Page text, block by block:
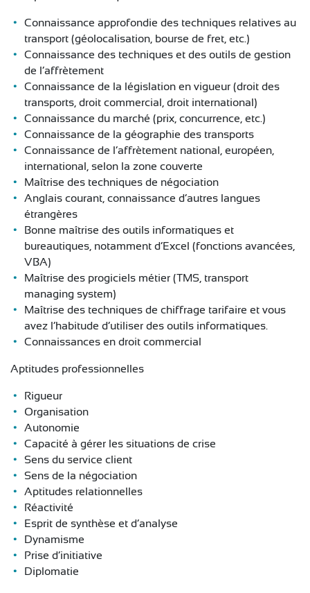
Connaissance approfondie des techniques relatives au
transport (géolocalisation, bourse de fret, etc.)
Connaissance des techniques et des outils de gestion
de l’affrètement
Connaissance de la législation en vigueur (droit des
transports, droit commercial, droit international)
Connaissance du marché (prix, concurrence, etc.)
Connaissance de la géographie des transports
Connaissance de l’affrètement national, européen,
international, selon la zone couverte
Maîtrise des techniques de négociation
Anglais courant, connaissance d’autres langues
étrangères
Bonne maîtrise des outils informatiques et
bureautiques, notamment d’Excel (fonctions avancées,
VBA)
Maîtrise des progiciels métier (TMS, transport
managing system)
Maîtrise des techniques de chiffrage tarifaire et vous
avez l’habitude d’utiliser des outils informatiques.
Connaissances en droit commercial
Aptitudes professionnelles
Rigueur
Organisation
Autonomie
Capacité à gérer les situations de crise
Sens du service client
Sens de la négociation
Aptitudes relationnelles
Réactivité
Esprit de synthèse et d’analyse
Dynamisme
Prise d’initiative
Diplomatie